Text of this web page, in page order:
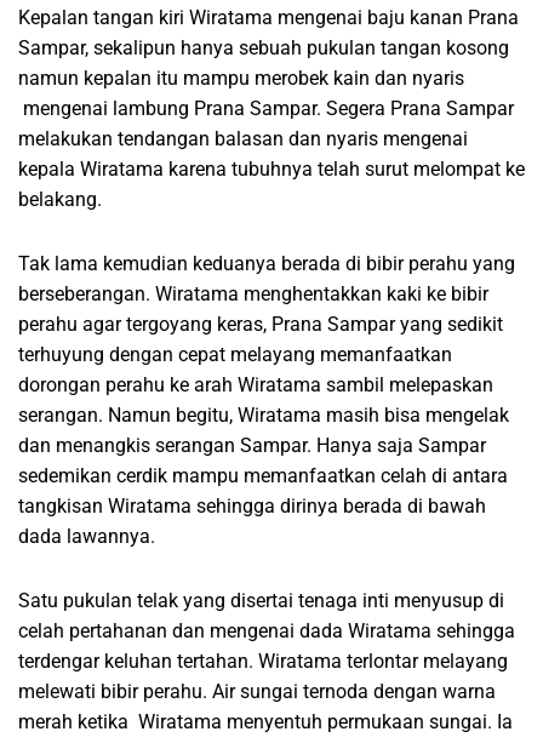
Kepalan tangan kiri Wiratama mengenai baju kanan Prana
Sampar, sekalipun hanya sebuah pukulan tangan kosong
namun kepalan itu mampu merobek kain dan nyaris
mengenai lambung Prana Sampar. Segera Prana Sampar
melakukan tendangan balasan dan nyaris mengenai
kepala Wiratama karena tubuhnya telah surut melompat ke
belakang.
Tak lama kemudian keduanya berada di bibir perahu yang
berseberangan. Wiratama menghentakkan kaki ke bibir
perahu agar tergoyang keras, Prana Sampar yang sedikit
terhuyung dengan cepat melayang memanfaatkan
dorongan perahu ke arah Wiratama sambil melepaskan
serangan. Namun begitu, Wiratama masih bisa mengelak
dan menangkis serangan Sampar. Hanya saja Sampar
sedemikan cerdik mampu memanfaatkan celah di antara
tangkisan Wiratama sehingga dirinya berada di bawah
dada lawannya.
Satu pukulan telak yang disertai tenaga inti menyusup di
celah pertahanan dan mengenai dada Wiratama sehingga
terdengar keluhan tertahan. Wiratama terlontar melayang
melewati bibir perahu. Air sungai ternoda dengan warna
merah ketika Wiratama menyentuh permukaan sungai. Ia